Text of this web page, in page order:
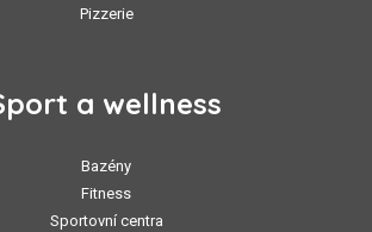
Pizzerie
a wellness
Bazény
Fitness
Sportovní centra